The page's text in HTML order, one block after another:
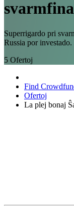
Superrigardo pri
Russia por investado.
5 Ofertoj
Find
Ofertoj
La plej bonaj